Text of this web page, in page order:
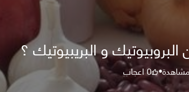
و البريبيوتيك ؟
مشاهدة•
0اعجاب